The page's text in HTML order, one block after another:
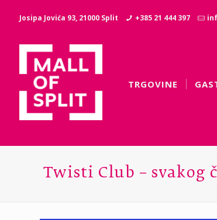
Josipa Jovića 93, 21000 Split +385 21 444 397
TRGOVINE
Twisti Club – svakog